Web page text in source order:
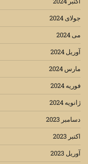
جولای 2024
می 2024
آوریل 2024
مارس 2024
فوریه 2024
ژانویه 2024
دسامبر 2023
اکتبر 2023
آوریل 2023